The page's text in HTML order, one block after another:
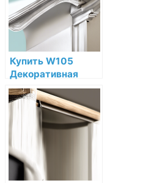
Купить W105
Декоративная
панель Rombus
Orac Decor
Полиуретан Orac
Decor по низкой
цене в интернет-
магазине